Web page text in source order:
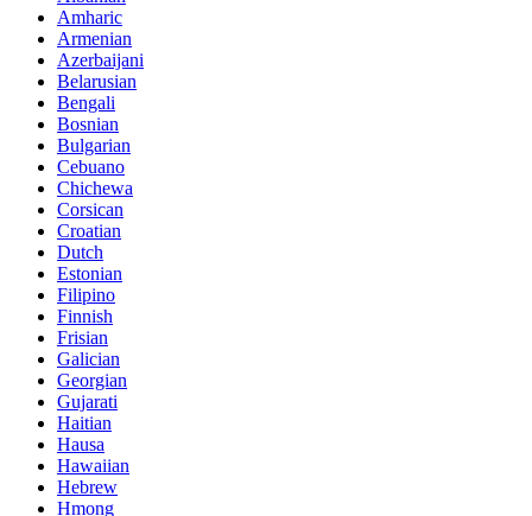
Amharic
Armenian
Azerbaijani
Belarusian
Bengali
Bosnian
Bulgarian
Cebuano
Chichewa
Corsican
Croatian
Dutch
Estonian
Filipino
Finnish
Frisian
Galician
Georgian
Gujarati
Haitian
Hausa
Hawaiian
Hebrew
Hmong